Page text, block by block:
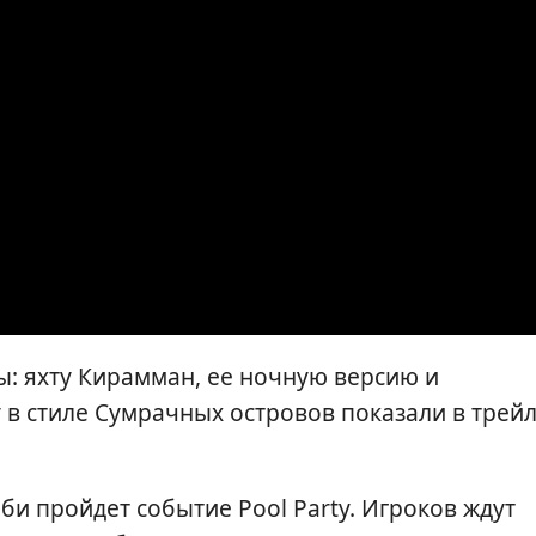
яхту Кирамман, ее ночную версию и
Сумрачных островов показали в
пройдет событие Pool Party. Игроков ждут